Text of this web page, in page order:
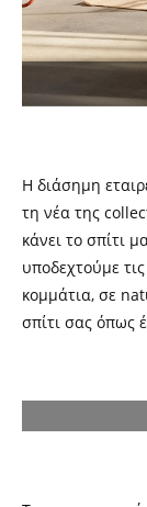
Η διάσημη
τη νέα της
κάνει το σπίτι
υποδεχτούμε
κομμάτια, σε
σπίτι σας όπως